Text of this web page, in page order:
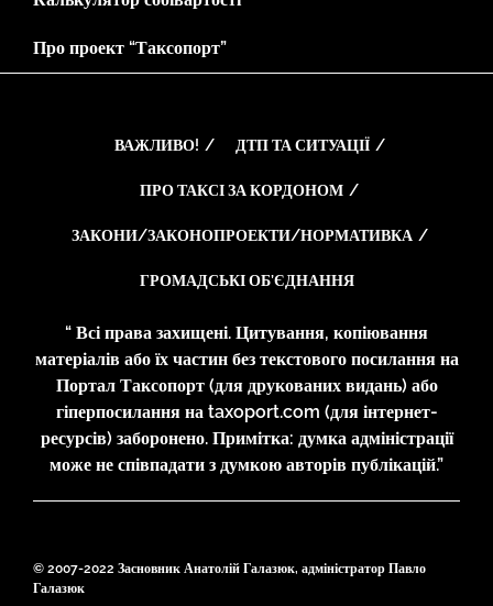
Про проект “Таксопорт”
ВАЖЛИВО! ДТП ТА СИТУАЦІЇ
ПРО ТАКСІ ЗА КОРДОНОМ
ЗАКОНИ/ЗАКОНОПРОЕКТИ/НОРМАТИВКА
ГРОМАДСЬКІ ОБ’ЄДНАННЯ
“ Всі права захищені. Цитування, копіювання
матеріалів або їх частин без текстового посилання на
Портал Таксопорт (для друкованих видань) або
гіперпосилання на taxoport.com (для інтернет-
ресурсів) заборонено. Примітка: думка адміністрації
може не співпадати з думкою авторів публікацій.”
© 2007-2022 Засновник Анатолій Галазюк, адміністратор Павло
Галазюк